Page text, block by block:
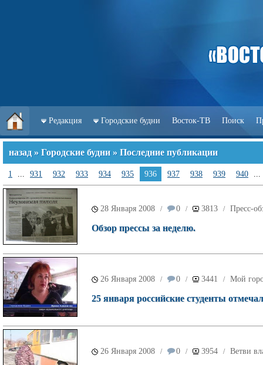
Редакция Городские будни Восток-ТВ Поиск
назад » Городские будни » Последние публикации
1 ... 931 932 933 934 935 936 937 938 939 940 ...
28 Января 2008 / 0 / 3813 / Пресс-
Обзор прессы за неделю.
26 Января 2008 / 0 / 3441 / Мой
25 января российские студенты
26 Января 2008 / 0 / 3954 / Ветви